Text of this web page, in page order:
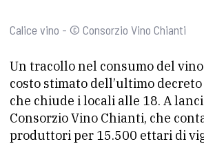
Calice vino - © Consorzio Vino Chianti
Un tracollo nel consumo del
costo stimato dell’ultimo
che chiude i locali alle 18. A
Consorzio Vino Chianti, che
produttori per 15.500 ettari di